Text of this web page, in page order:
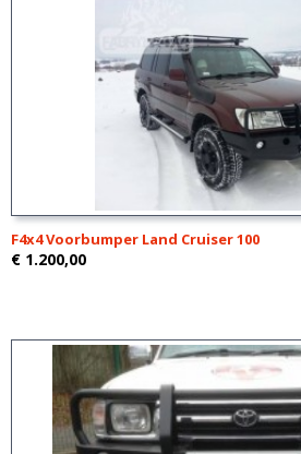
F4x4 Voorbumper Land Cruiser 100
€ 1.200,00